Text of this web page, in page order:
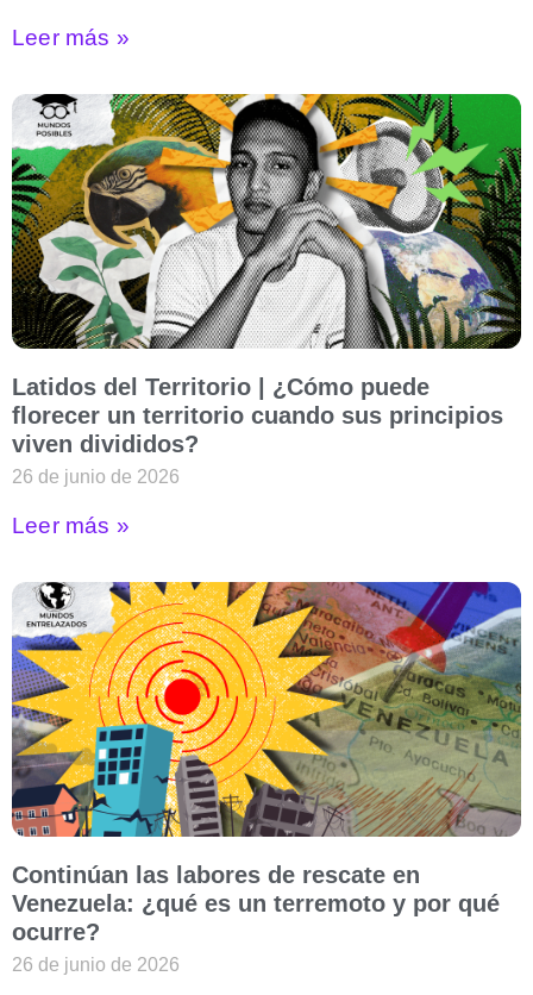
Leer más »
Latidos del Territorio | ¿Cómo puede
florecer un territorio cuando sus principios
viven divididos?
26 de junio de 2026
Leer más »
Continúan las labores de rescate en
Venezuela: ¿qué es un terremoto y por qué
ocurre?
26 de junio de 2026